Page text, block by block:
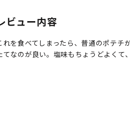
ビュー内容
れを食べてしまったら、普通のポテチ
てなのが良い。塩味もちょうどよくて